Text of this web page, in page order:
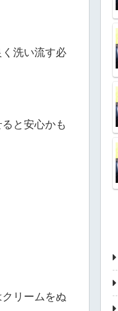
洗い流す必
と安心かも
リームをぬ